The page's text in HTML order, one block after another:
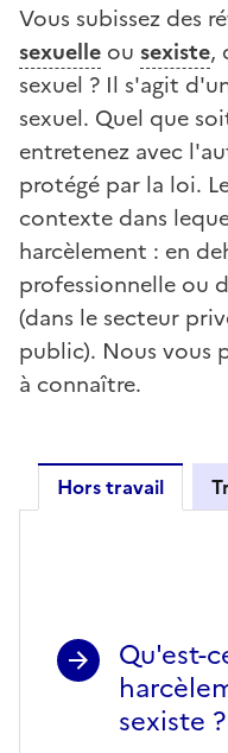
Vous subissez des
sexuelle ou sexiste,
sexuel ? Il s'agit
sexuel. Quel que
entretenez avec
protégé par la loi.
contexte dans
harcèlement : en
professionnelle ou
(dans le secteur
public). Nous vous
à connaître.
Hors travail
Qu'est-
sexiste ?